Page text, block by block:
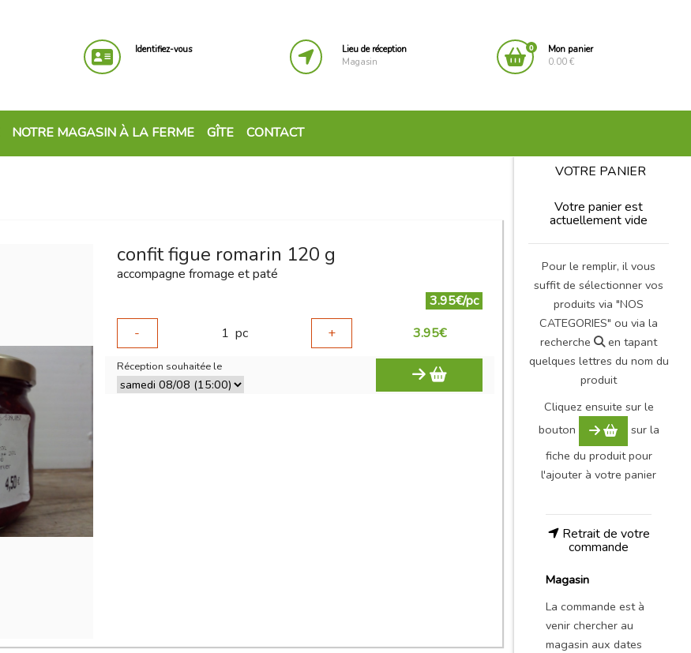
Identifiez-vous
Lieu de réception
Magasin
0
Mon panier
0.00 €
NOTRE MAGASIN À LA FERME GÎTE CONTACT
confit figue romarin 120 g
accompagne fromage et paté
3.95€/pc
-
1 pc + 3.95€
Réception souhaitée le
VOTRE PANIER
Votre panier est
actuellement vide
Pour le remplir, il vous
suffit de sélectionner vos
produits via "NOS
CATEGORIES" ou via la
recherche
en tapant
quelques lettres du nom du
produit
Cliquez ensuite sur le
bouton
sur la
fiche du produit pour
l'ajouter à votre panier
Retrait de votre
commande
Magasin
La commande est à
venir chercher au
magasin aux dates